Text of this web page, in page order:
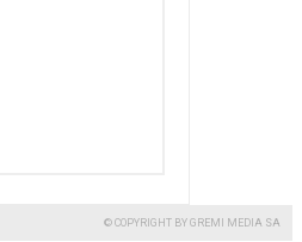
© COPYRIGHT BY GREMI MEDIA SA